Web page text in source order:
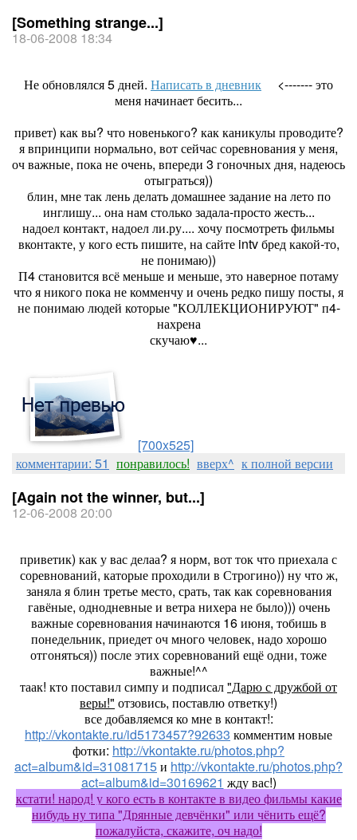
[Something strange...]
18-06-2008 18:34
Не обновлялся 5 дней. Написать в дневник <------- это
меня начинает бесить...
привет) как вы? что новенького? как каникулы проводите?
я впринципи нормально, вот сейчас соревнования у меня,
оч важные, пока не очень, впереди 3 гоночных дня, надеюсь
отыграться))
блин, мне так лень делать домашнее задание на лето по
инглишу... она нам столько задала-просто жесть...
надоел контакт, надоел ли.ру.... хочу посмотреть фильмы
вконтакте, у кого есть пишите, на сайте intv бред какой-то,
не понимаю))
П4 становится всё меньше и меньше, это наверное потаму
что я никого пока не комменчу и очень редко пишу посты, я
не понимаю людей которые "КОЛЛЕКЦИОНИРУЮТ" п4-
нахрена
скучаю♥...
[700x525]
комментарии: 51 понравилось! вверх^ к полной версии
[Again not the winner, but...]
12-06-2008 20:00
приветик) как у вас делаа? я норм, вот ток что приехала с
соревнований, каторые проходили в Строгино)) ну что ж,
заняла я блин третье место, срать, так как соревнования
гавёные, однодневные и ветра нихера не было))) очень
важные соревнования начинаются 16 июня, тобишь в
понедельник, приедет оч много человек, надо хорошо
отгоняться)) после этих соревнований ещё одни, тоже
важные!^^
таак! кто поставил симпу и подписал"Дарю с дружбой от
веры!" отзовись, поставлю ответку!)
все добавляемся ко мне в контакт!:
http://vkontakte.ru/id5173457?92633 комментим новые
фотки: http://vkontakte.ru/photos.php?
act=album&id=31081715и http://vkontakte.ru/photos.php?
act=album&id=30169621 жду вас!)
кстати! народ! у кого есть в контакте в видео фильмы какие
нибудь ну типа "Дрянные девчёнки" или чёнить ещё?
пожалуйста, скажите, оч надо!